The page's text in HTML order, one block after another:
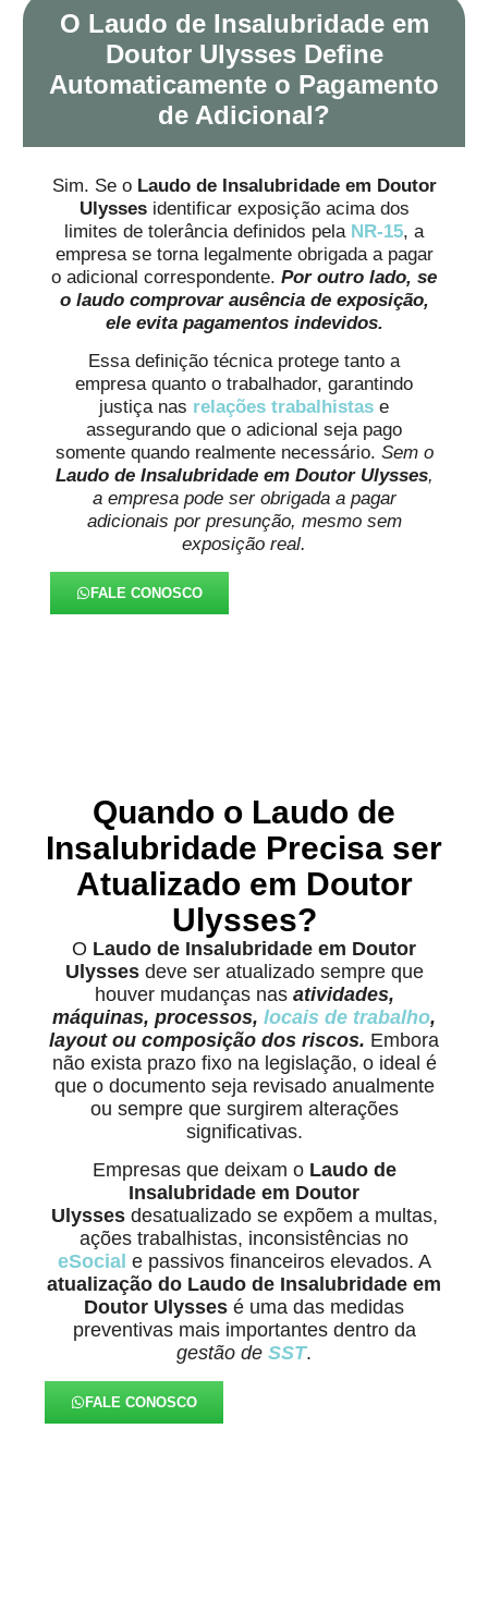
O Laudo de Insalubridade em
Doutor Ulysses Define
Automaticamente o Pagamento
de Adicional?
Sim. Se o Laudo de Insalubridade em Doutor
Ulyssesidentificar exposição acima dos
limites de tolerância definidos pela NR-15, a
empresa se torna legalmente obrigada a pagar
o adicional correspondente. Por outro lado, se
o laudo comprovar ausência de exposição,
ele evita pagamentos indevidos.
Essa definição técnica protege tanto a
empresa quanto o trabalhador, garantindo
justiça nas relações trabalhistas e
assegurando que o adicional seja pago
somente quando realmente necessário. Sem o
Laudo de Insalubridade em Doutor Ulysses,
a empresa pode ser obrigada a pagar
adicionais por presunção, mesmo sem
exposição real.
FALE CONOSCO
Quando o Laudo de
Insalubridade Precisa ser
Atualizado em Doutor
Ulysses?
O Laudo de Insalubridade em Doutor
Ulyssesdeve ser atualizado sempre que
houver mudanças nas atividades,
máquinas, processos, locais de trabalho,
layout ou composição dos riscos. Embora
não exista prazo fixo na legislação, o ideal é
que o documento seja revisado anualmente
ou sempre que surgirem alterações
significativas.
Empresas que deixam o Laudo de
Insalubridade em Doutor
Ulyssesdesatualizado se expõem a multas,
ações trabalhistas, inconsistências no
eSocial e passivos financeiros elevados. A
atualização do Laudo de Insalubridade em
Doutor Ulysses é uma das medidas
preventivas mais importantes dentro da
gestão de SST.
FALE CONOSCO